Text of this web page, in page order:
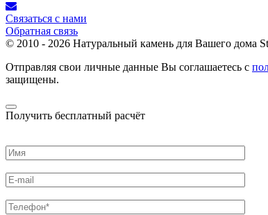
Связаться с нами
Обратная связь
© 2010 - 2026 Натуральный камень для Вашего дома
Отправляя свои личные данные Вы соглашаетесь с
защищены.
Получить бесплатный расчёт